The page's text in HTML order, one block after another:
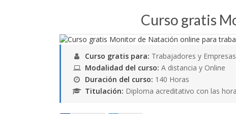
Curso gratis
Curso gratis para: Trabajadores y
Modalidad del curso: A distancia y Online
Duración del curso: 140 Horas
Titulación: Diploma acreditativo con las